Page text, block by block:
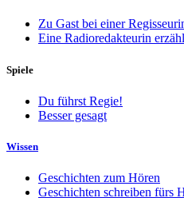
Zu Gast bei einer
Eine Radioredakteurin
Spiele
Du führst Regie!
Besser gesagt
Wissen
Geschichten zum Hören
Geschichten schreiben fürs